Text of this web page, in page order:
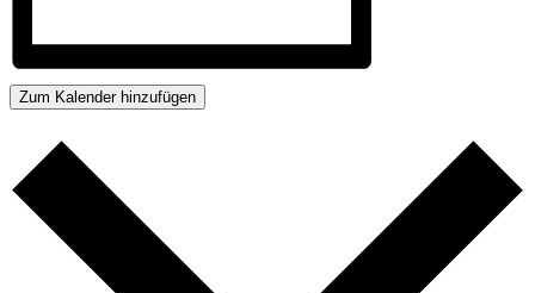
Zum Kalender hinzufügen